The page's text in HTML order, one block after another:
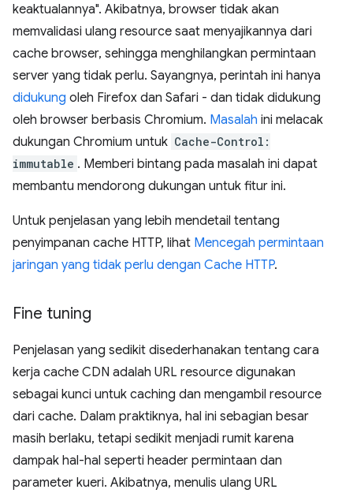
keaktualannya". Akibatnya, browser tidak akan
memvalidasi ulang resource saat menyajikannya dari
cache browser, sehingga menghilangkan permintaan
server yang tidak perlu. Sayangnya, perintah ini hanya
didukung oleh Firefox dan Safari - dan tidak didukung
oleh browser berbasis Chromium. Masalah ini melacak
dukungan Chromium untuk Cache-Control:
immutable . Memberi bintang pada masalah ini dapat
membantu mendorong dukungan untuk fitur ini.
Untuk penjelasan yang lebih mendetail tentang
penyimpanan cache HTTP, lihat Mencegah permintaan
jaringan yang tidak perlu dengan Cache HTTP.
Fine tuning
Penjelasan yang sedikit disederhanakan tentang cara
kerja cache CDN adalah URL resource digunakan
sebagai kunci untuk caching dan mengambil resource
dari cache. Dalam praktiknya, hal ini sebagian besar
masih berlaku, tetapi sedikit menjadi rumit karena
dampak hal-hal seperti header permintaan dan
parameter kueri. Akibatnya, menulis ulang URL